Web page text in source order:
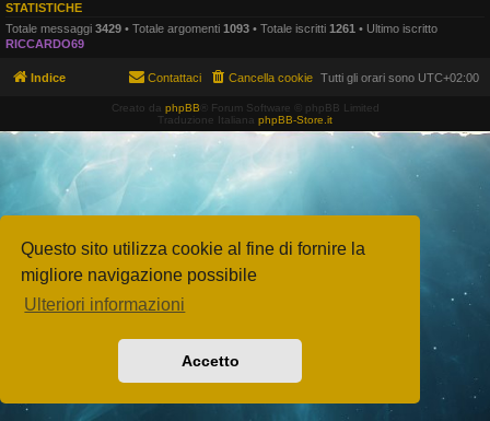
Questo sito utilizza cookie al fine di fornire la
migliore navigazione possibile
Ulteriori informazioni
Accetto
STATISTICHE
Totale messaggi 3429 • Totale argomenti 1093 • Totale iscritti 1261 • Ultimo iscritto
RICCARDO69
Indice Tutti gli orari sono UTC+02:00
Cancella cookie
Contattaci
Creato da phpBB ® Forum Software © phpBB Limited
Traduzione Italiana phpBB-Store.it